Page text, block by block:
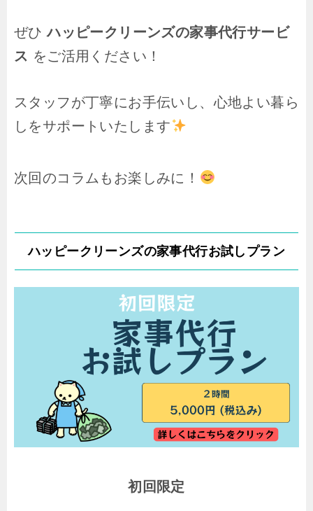
ぜひハッピークリーンズの家事代行サービ
ス をご活用ください！
スタッフが丁寧にお手伝いし、心地よい暮ら
しをサポートいたします
次回のコラムもお楽しみに！
ハッピークリーンズの家事代行お試しプラン
初回限定